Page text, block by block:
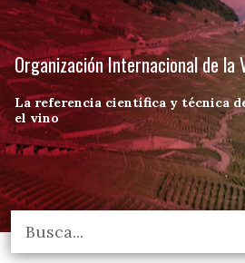
Organización Internacional de la
La referencia científica y técnica
el vino